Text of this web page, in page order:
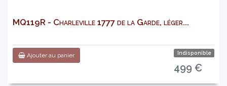
MQ119R - Charleville 1777 de la Garde, léger...
Ajouter au panier Indisponible
499 €